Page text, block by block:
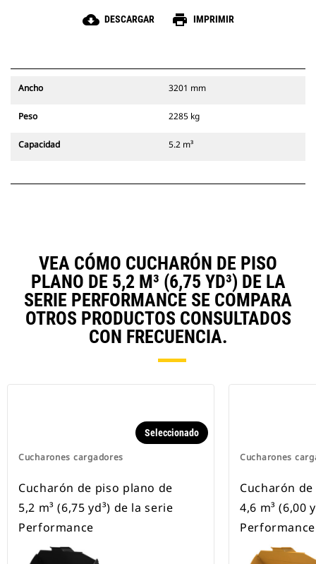
cloud_download DESCARGAR print IMPRIMIR
Ancho 3201 mm
Peso 2285 kg
Capacidad 5.2 m³
VEA CÓMO CUCHARÓN DE PISO
PLANO DE 5,2 M³ (6,75 YD³) DE LA
SERIE PERFORMANCE SE COMPARA
OTROS PRODUCTOS CONSULTADOS
CON FRECUENCIA.
Cucharones cargadores
Seleccionado
Cucharón de piso plano de
5,2 m³ (6,75 yd³) de la serie
Performance
Cucharones
Cucharón
4,6 m³ (6,00
Performance